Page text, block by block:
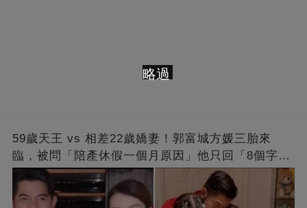
59歲天王 vs 相差22歲嬌妻！郭富城方媛三胎來
臨，被問「陪產休假一個月原因」他只回「8個字」
被贊爆
略過